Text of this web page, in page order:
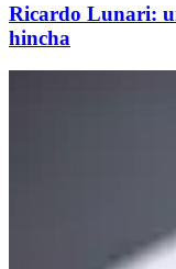
Ricardo Lunari:
hincha